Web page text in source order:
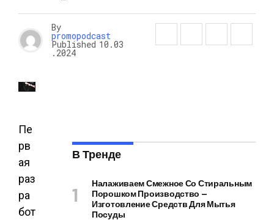
By
promopodcast
Published 10.03
.2024
Пе
рв
ая
раз
ра
бот
В Тренде
Налаживаем Смежное Со Стиральным
Порошком Производство —
Изготовление Средств Для Мытья
Посуды